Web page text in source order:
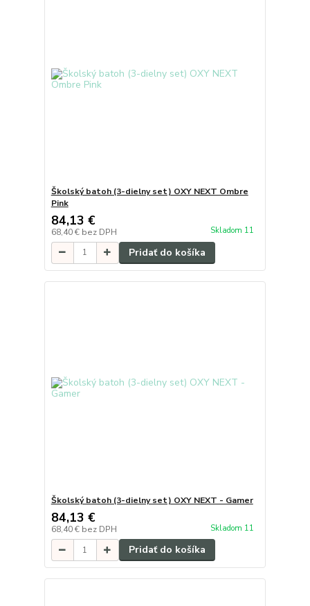
Školský batoh (3-dielny set) OXY NEXT Ombre
Pink
84,13 €
68,40 € bez DPH Skladom 11
Pridať do košíka
Školský batoh (3-dielny set) OXY NEXT - Gamer
84,13 €
68,40 € bez DPH Skladom 11
Pridať do košíka